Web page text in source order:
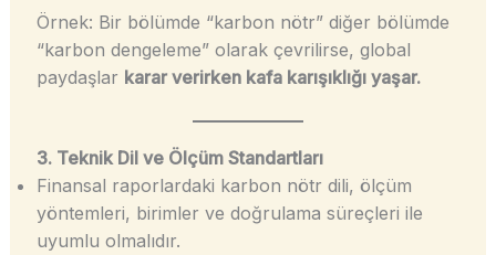
Örnek: Bir bölümde “karbon nötr” diğer bölümde
“karbon dengeleme” olarak çevrilirse, global
paydaşlar karar verirken kafa karışıklığı yaşar.
3. Teknik Dil ve Ölçüm Standartları
Finansal raporlardaki karbon nötr dili, ölçüm
yöntemleri, birimler ve doğrulama süreçleri ile
uyumlu olmalıdır.